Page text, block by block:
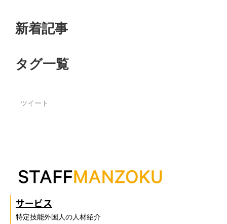
新着記事
タグ一覧
ツイート
サービス
特定技能外国人の人材紹介